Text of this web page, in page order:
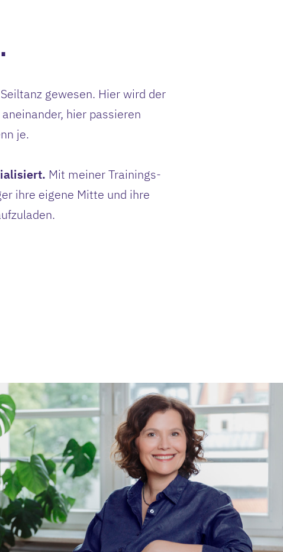
gewesen. Hier wird der
hier passieren
je.
Mit meiner Trainings-
ihre eigene Mitte und ihre